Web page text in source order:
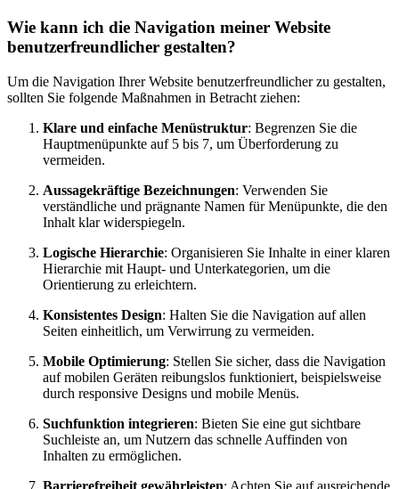
Wie kann ich die Navigation meiner Website
benutzerfreundlicher gestalten?
Um die Navigation Ihrer Website benutzerfreundlicher zu gestalten,
sollten Sie folgende Maßnahmen in Betracht ziehen:
Klare und einfache Menüstruktur: Begrenzen Sie die
Hauptmenüpunkte auf 5 bis 7, um Überforderung zu
vermeiden.
Aussagekräftige Bezeichnungen: Verwenden Sie
verständliche und prägnante Namen für Menüpunkte, die den
Inhalt klar widerspiegeln.
Logische Hierarchie: Organisieren Sie Inhalte in einer klaren
Hierarchie mit Haupt- und Unterkategorien, um die
Orientierung zu erleichtern.
Konsistentes Design: Halten Sie die Navigation auf allen
Seiten einheitlich, um Verwirrung zu vermeiden.
Mobile Optimierung: Stellen Sie sicher, dass die Navigation
auf mobilen Geräten reibungslos funktioniert, beispielsweise
durch responsive Designs und mobile Menüs.
Suchfunktion integrieren: Bieten Sie eine gut sichtbare
Suchleiste an, um Nutzern das schnelle Auffinden von
Inhalten zu ermöglichen.
Barrierefreiheit gewährleisten: Achten Sie auf ausreichende